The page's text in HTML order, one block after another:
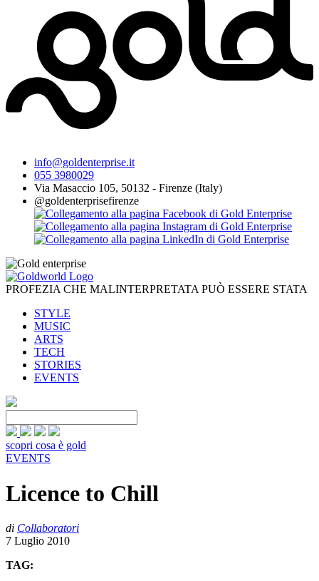
info@goldenterprise.it
055 3980029
Via Masaccio 105, 50132 - Firenze (Italy)
@goldenterprisefirenze
PROFEZIA CHE MALINTERPRETATA PUÒ ESSERE STATA
STYLE
MUSIC
ARTS
TECH
STORIES
EVENTS
scopri cosa è gold
EVENTS
Licence to Chill
di Collaboratori
7 Luglio 2010
TAG: